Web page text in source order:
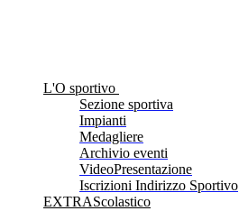
L'O sportivo
Sezione sportiva
Impianti
Medagliere
Archivio eventi
VideoPresentazione
Iscrizioni Indirizzo Sportivo
EXTRAScolastico